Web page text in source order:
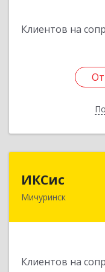
Клиентов на
ИКСис
Мичуринск
Клиентов на